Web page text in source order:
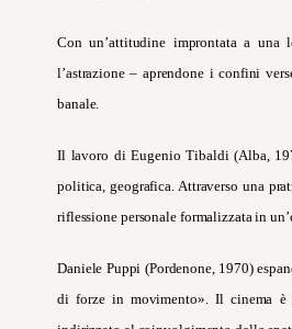
Con un’attitudine improntata a una
l’astrazione – aprendone i confini
banale.
Il lavoro di Eugenio Tibaldi (Alba,
politica, geografica. Attraverso una
riflessione personale formalizzata in
Daniele Puppi (Pordenone, 1970)
di forze in movimento». Il cinema è